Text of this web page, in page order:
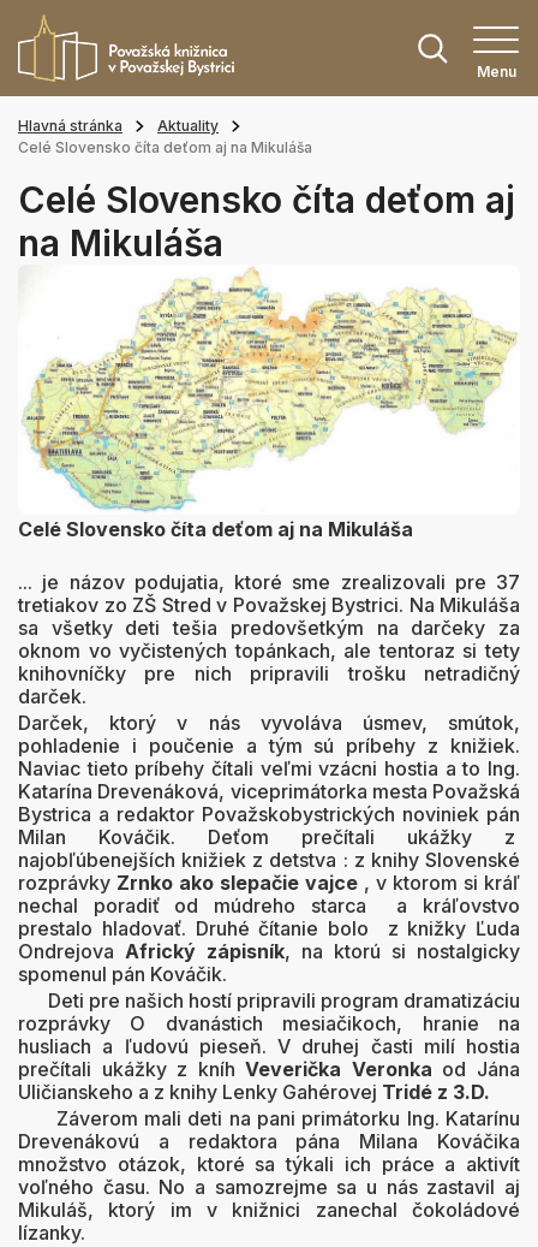
Menu
Hlavná stránka
Aktuality
Celé Slovensko číta deťom aj na Mikuláša
Celé Slovensko číta deťom aj
na Mikuláša
Celé Slovensko číta deťom aj na Mikuláša
... je názov podujatia, ktoré sme zrealizovali pre 37
tretiakov zo ZŠ Stred v Považskej Bystrici. Na Mikuláša
sa všetky deti tešia predovšetkým na darčeky za
oknom vo vyčistených topánkach, ale tentoraz si tety
knihovníčky pre nich pripravili trošku netradičný
darček.
Darček, ktorý v nás vyvoláva úsmev, smútok,
pohladenie i poučenie a tým sú príbehy z knižiek.
Naviac tieto príbehy čítali veľmi vzácni hostia a to Ing.
Katarína Drevenáková, viceprimátorka mesta Považská
Bystrica a redaktor Považskobystrických noviniek pán
Milan Kováčik. Deťom prečítali ukážky z
najobľúbenejších knižiek z detstva : z knihy Slovenské
rozprávky Zrnko ako slepačie vajce , v ktorom si kráľ
nechal poradiť od múdreho starca a kráľovstvo
prestalo hladovať. Druhé čítanie bolo z knižky Ľuda
Ondrejova Africký zápisník, na ktorú si nostalgicky
spomenul pán Kováčik.
Deti pre našich hostí pripravili program dramatizáciu
rozprávky O dvanástich mesiačikoch, hranie na
husliach a ľudovú pieseň. V druhej časti milí hostia
prečítali ukážky z kníhVeverička Veronka od Jána
Uličianskeho a z knihy Lenky Gahérovej Tridé z 3.D.
Záverom mali deti na pani primátorku Ing. Katarínu
Drevenákovú a redaktora pána Milana Kováčika
množstvo otázok, ktoré sa týkali ich práce a aktivít
voľného času. No a samozrejme sa u nás zastavil aj
Mikuláš, ktorý im v knižnici zanechal čokoládové
lízanky.